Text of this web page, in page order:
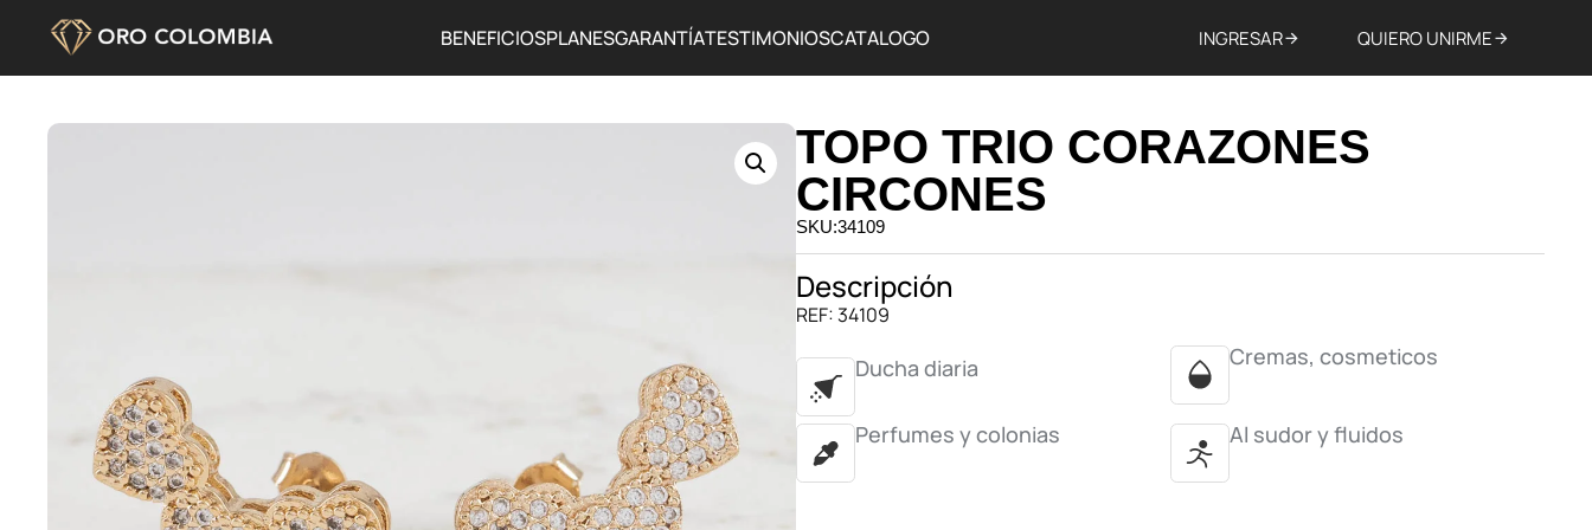
BENEFICIOSPLANESGARANTÍATESTIMONIOSCATALOGO INGRESAR QUIERO UNIRME
TOPO TRIO CORAZONES
CIRCONES
SKU:34109
Descripción
REF: 34109
Ducha diaria Cremas, cosmeticos
Perfumes y colonias Al sudor y fluidos